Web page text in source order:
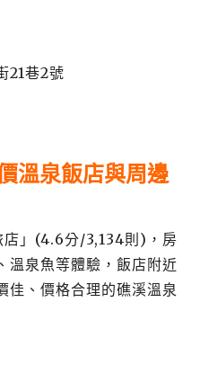
21巷2號
溫泉飯店與周邊
店」(4.6分/3,134則)，房
溫泉魚等體驗，飯店附近
佳、價格合理的礁溪溫泉